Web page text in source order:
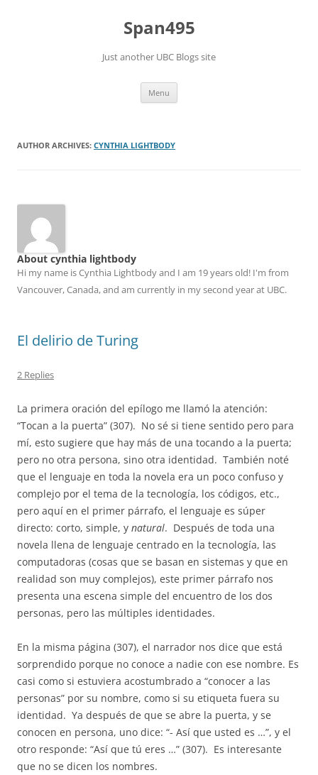
Span495
Just another UBC Blogs site
Menu
AUTHOR ARCHIVES: CYNTHIA LIGHTBODY
About cynthia lightbody
Hi my name is Cynthia Lightbody and I am 19 years old! I'm from
Vancouver, Canada, and am currently in my second year at UBC.
El delirio de Turing
2 Replies
La primera oración del epílogo me llamó la atención:
“Tocan a la puerta” (307). No sé si tiene sentido pero para
mí, esto sugiere que hay más de una tocando a la puerta;
pero no otra persona, sino otra identidad. También noté
que el lenguaje en toda la novela era un poco confuso y
complejo por el tema de la tecnología, los códigos, etc.,
pero aquí en el primer párrafo, el lenguaje es súper
directo: corto, simple, y natural. Después de toda una
novela llena de lenguaje centrado en la tecnología, las
computadoras (cosas que se basan en sistemas y que en
realidad son muy complejos), este primer párrafo nos
presenta una escena simple del encuentro de los dos
personas, pero las múltiples identidades.
En la misma página (307), el narrador nos dice que está
sorprendido porque no conoce a nadie con ese nombre. Es
casi como si estuviera acostumbrado a “conocer a las
personas” por su nombre, como si su etiqueta fuera su
identidad. Ya después de que se abre la puerta, y se
conocen en persona, uno dice: “- Así que usted es …”, y el
otro responde: “Así que tú eres …” (307). Es interesante
que no se dicen los nombres.